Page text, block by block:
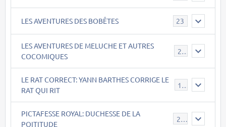
LES AVENTURES DES BOBÊTES 23
LES AVENTURES DE MELUCHE ET AUTRES
COCOMIQUES
22
LE RAT CORRECT: YANN BARTHES CORRIGE LE
RAT QUI RIT
15
PICTAFESSE ROYAL: DUCHESSE DE LA
POITITUDE
23